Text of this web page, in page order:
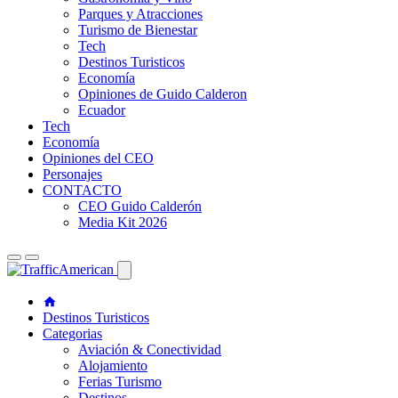
Parques y Atracciones
Turismo de Bienestar
Tech
Destinos Turisticos
Economía
Opiniones de Guido Calderon
Ecuador
Tech
Economía
Opiniones del CEO
Personajes
CONTACTO
CEO Guido Calderón
Media Kit 2026
Destinos Turisticos
Categorias
Aviación & Conectividad
Alojamiento
Ferias Turismo